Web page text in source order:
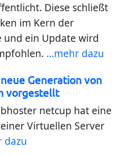
Diese schließt
im Kern der
und ein Update wird
...mehr dazu
Generation von
vorgestellt
netcup hat eine
Virtuellen Server
dazu